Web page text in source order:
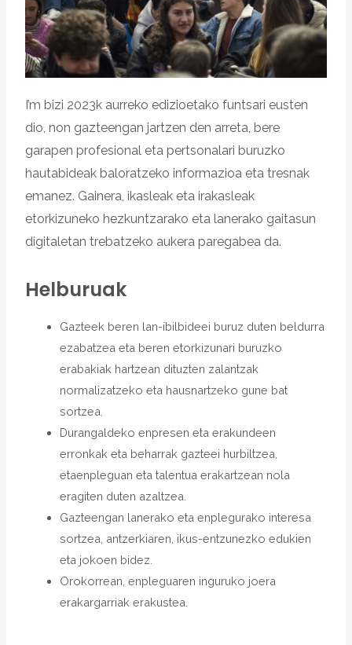
I’m bizi 2023k aurreko edizioetako funtsari eusten
dio, non gazteengan jartzen den arreta, bere
garapen profesional eta pertsonalari buruzko
hautabideak baloratzeko informazioa eta tresnak
emanez. Gainera, ikasleak eta irakasleak
etorkizuneko hezkuntzarako eta lanerako gaitasun
digitaletan trebatzeko aukera paregabea da.
Helburuak
Gazteek beren lan-ibilbideei buruz duten beldurra
ezabatzea eta beren etorkizunari buruzko
erabakiak hartzean dituzten zalantzak
normalizatzeko eta hausnartzeko gune bat
sortzea.
Durangaldeko enpresen eta erakundeen
erronkak eta beharrak gazteei hurbiltzea,
etaenpleguan eta talentua erakartzean nola
eragiten duten azaltzea.
Gazteengan lanerako eta enplegurako interesa
sortzea, antzerkiaren, ikus-entzunezko edukien
eta jokoen bidez.
Orokorrean, enpleguaren inguruko joera
erakargarriak erakustea.